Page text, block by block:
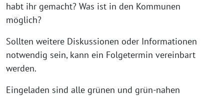
habt ihr gemacht? Was ist in den Kommunen
möglich?
Sollten weitere Diskussionen oder Informationen
notwendig sein, kann ein Folgetermin vereinbart
werden.
Eingeladen sind alle grünen und grün-nahen